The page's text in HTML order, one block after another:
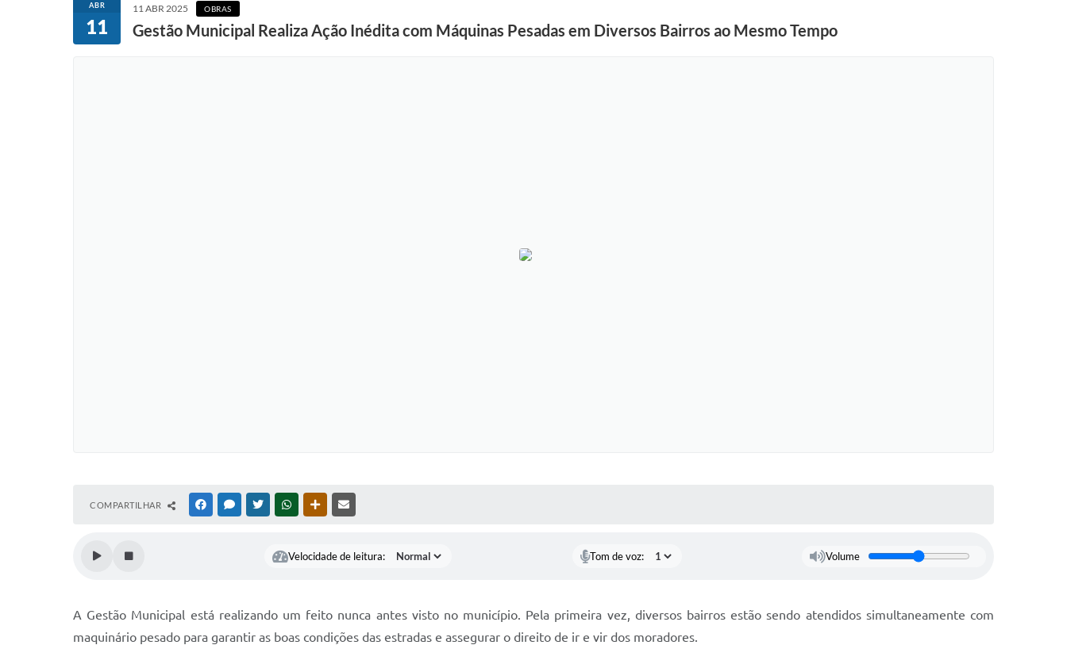
ABR
11
11 ABR 2025 OBRAS
Gestão Municipal Realiza Ação Inédita com Máquinas Pesadas em Diversos Bairros ao Mesmo Tempo
COMPARTILHAR FACEBOOKMESSENGER
TWITTERWHATSAPPOUTRAS MÍDIAS
Velocidade de leitura: Tom de voz: Volume
A Gestão Municipal está realizando um feito nunca antes visto no município. Pela primeira vez, diversos bairros estão sendo atendidos simultaneamente com
maquinário pesado para garantir as boas condições das estradas e assegurar o direito de ir e vir dos moradores.